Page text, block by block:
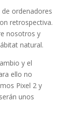
ordenadores
retrospectiva.
nosotros y
natural.
y el
ello no
Pixel 2 y
unos